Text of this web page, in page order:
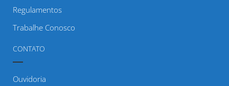
Regulamentos
Trabalhe Conosco
CONTATO
Ouvidoria